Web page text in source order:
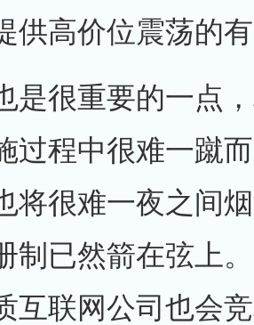
供高价位震荡的
是很重要的一点
过程中很难一蹴
将很难一夜之间
制已然箭在弦上
互联网公司也会